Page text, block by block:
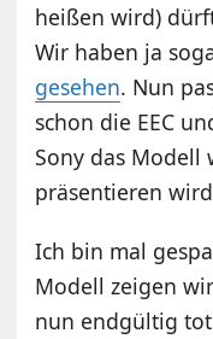
heißen wird)
Wir haben ja
gesehen. Nun
schon die EEC
Sony das Modell
präsentieren
Ich bin mal
Modell zeigen
nun endgültig